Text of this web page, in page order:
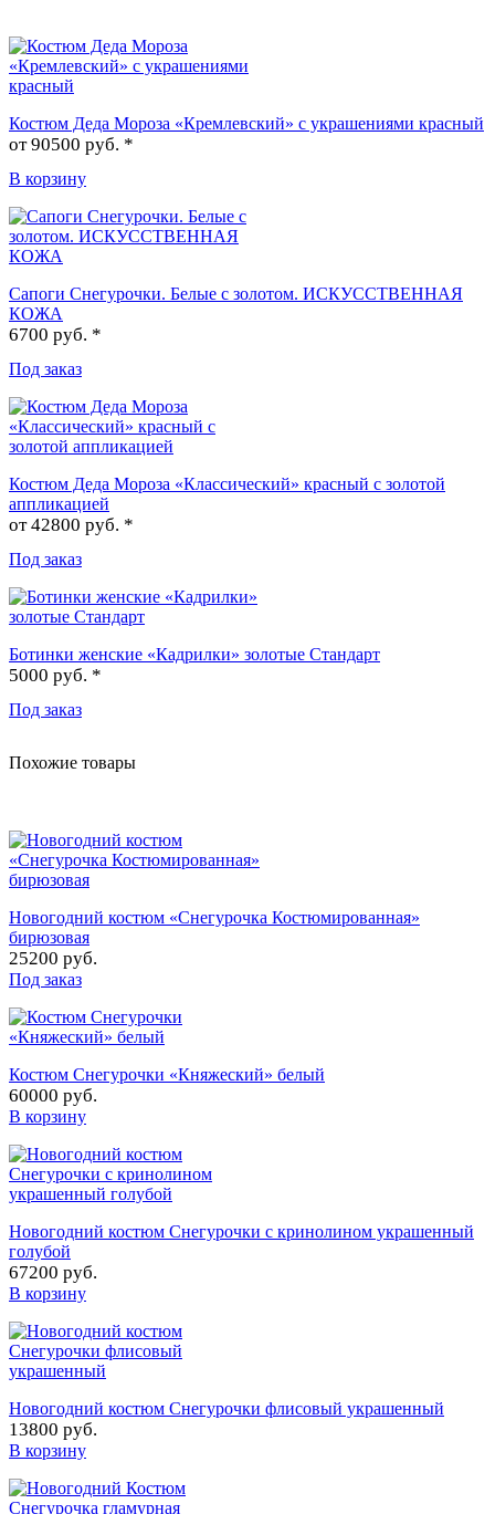
Костюм Деда Мороза «Кремлевский» с украшениями красный
от90500 руб. *
В корзину
Сапоги Снегурочки. Белые с золотом. ИСКУССТВЕННАЯ
КОЖА
6700 руб. *
Под заказ
Костюм Деда Мороза «Классический» красный с золотой
аппликацией
от42800 руб. *
Под заказ
Ботинки женские «Кадрилки» золотые Стандарт
5000 руб. *
Под заказ
Похожие товары
Новогодний костюм «Снегурочка Костюмированная»
бирюзовая
25200 руб.
Под заказ
Костюм Снегурочки «Княжеский» белый
60000 руб.
В корзину
Новогодний костюм Снегурочки с кринолином украшенный
голубой
67200 руб.
В корзину
Новогодний костюм Снегурочки флисовый украшенный
13800 руб.
В корзину